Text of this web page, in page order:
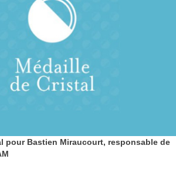
pour Bastien Miraucourt, responsable de